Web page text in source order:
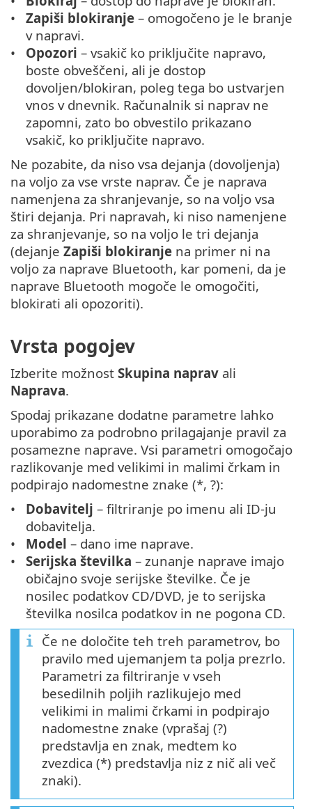
Zapiši blokiranje – omogočeno je le branje
v napravi.
Opozori – vsakič ko priključite napravo,
boste obveščeni, ali je dostop
dovoljen/blokiran, poleg tega bo ustvarjen
vnos v dnevnik. Računalnik si naprav ne
zapomni, zato bo obvestilo prikazano
vsakič, ko priključite napravo.
Ne pozabite, da niso vsa dejanja (dovoljenja)
na voljo za vse vrste naprav. Če je naprava
namenjena za shranjevanje, so na voljo vsa
štiri dejanja. Pri napravah, ki niso namenjene
za shranjevanje, so na voljo le tri dejanja
(dejanje Zapiši blokiranje na primer ni na
voljo za naprave Bluetooth, kar pomeni, da je
naprave Bluetooth mogoče le omogočiti,
blokirati ali opozoriti).
Vrsta pogojev
Izberite možnost Skupina naprav ali
Naprava.
Spodaj prikazane dodatne parametre lahko
uporabimo za podrobno prilagajanje pravil za
posamezne naprave. Vsi parametri omogočajo
razlikovanje med velikimi in malimi črkam in
podpirajo nadomestne znake (*, ?):
Dobavitelj – filtriranje po imenu ali ID-ju
dobavitelja.
Model – dano ime naprave.
Serijska številka – zunanje naprave imajo
običajno svoje serijske številke. Če je
nosilec podatkov CD/DVD, je to serijska
številka nosilca podatkov in ne pogona CD.
Če ne določite teh treh parametrov, bo
pravilo med ujemanjem ta polja prezrlo.
Parametri za filtriranje v vseh
besedilnih poljih razlikujejo med
velikimi in malimi črkami in podpirajo
nadomestne znake (vprašaj (?)
predstavlja en znak, medtem ko
zvezdica (*) predstavlja niz z nič ali več
znaki).